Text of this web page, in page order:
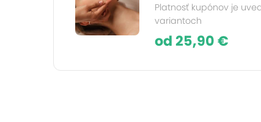
Platnosť kupónov je
variantoch
od 25,90 €